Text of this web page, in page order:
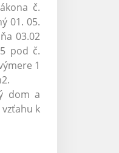
č.
01. 05.
03.02
pod č.
1
dom a
k